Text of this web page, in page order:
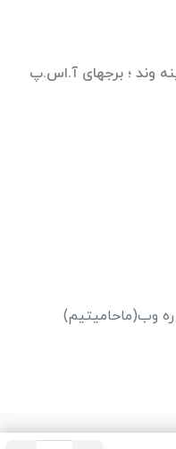
وند ؛ برجهای آ.اس.پ
ره وب(ماحامیتیم)